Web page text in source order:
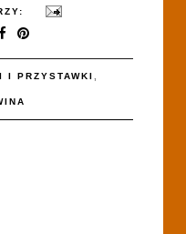
I PRZYSTAWKI